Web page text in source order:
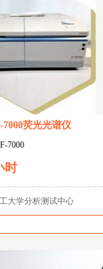
7000荧光光谱仪
F-7000
时
大学分析测试中心